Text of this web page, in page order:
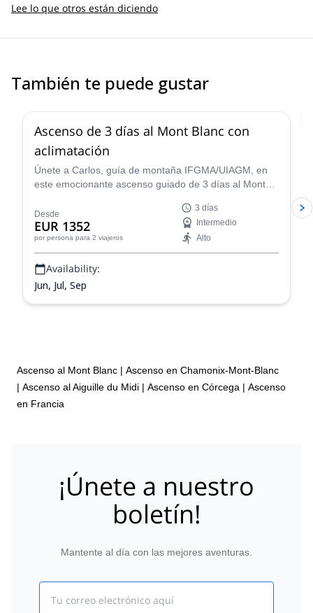
Lee lo que otros están diciendo
También te puede gustar
Ascenso de 3 días al Mont Blanc con
aclimatación
Únete a Carlos, guía de montaña IFGMA/UIAGM, en
este emocionante ascenso guiado de 3 días al Mont
montañismo más famosos de Francia.
Desde
EUR 1352
por persona para 2 viajeros
3 días
Intermedio
Alto
Availability:
Jun, Jul, Sep
Ascenso al Mont Blanc | Ascenso en Chamonix-Mont-Blanc
| Ascenso al Aiguille du Midi | Ascenso en Córcega | Ascenso
en Francia
¡Únete a nuestro
boletín!
Mantente al día con las mejores aventuras.